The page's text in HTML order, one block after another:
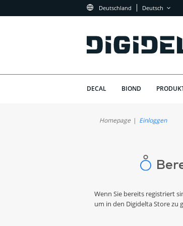
Deutschland Deutsch
DECAL BIOND
Homepage Einloggen
Wenn Sie bereits registriert
um in den Digidelta Store zu